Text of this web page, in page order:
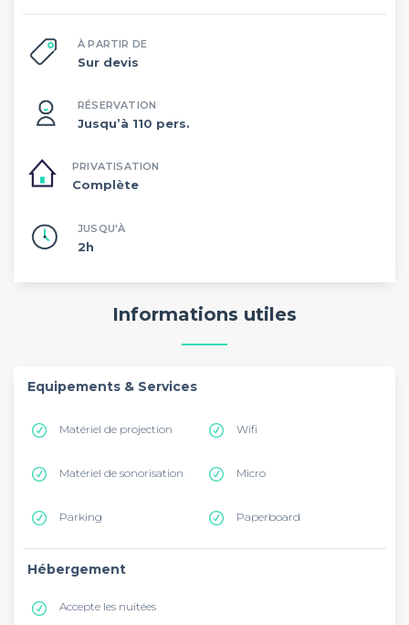
À PARTIR DE
Sur devis
RÉSERVATION
Jusqu’à 110 pers.
PRIVATISATION
Complète
JUSQU'À
2h
Informations utiles
Equipements & Services
Matériel de projection Wifi
Matériel de sonorisation Micro
Parking Paperboard
Hébergement
Accepte les nuitées